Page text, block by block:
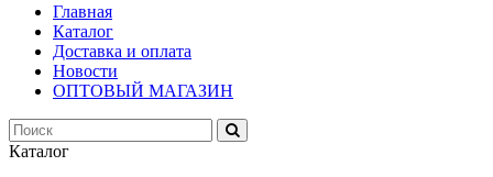
Главная
Каталог
Доставка и оплата
Новости
ОПТОВЫЙ МАГАЗИН
Каталог